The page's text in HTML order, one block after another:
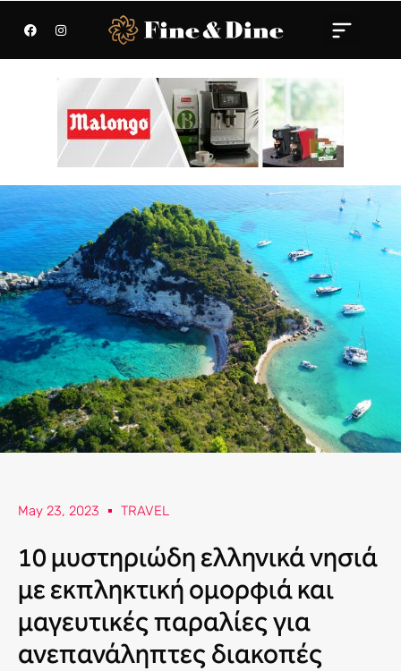
May 23, 2023 TRAVEL
10 μυστηριώδη ελληνικά νησιά
με εκπληκτική ομορφιά και
μαγευτικές παραλίες για
ανεπανάληπτες διακοπές